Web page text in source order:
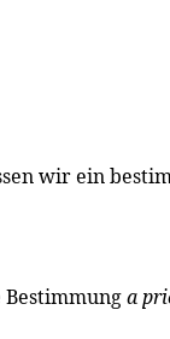
wir ein
a